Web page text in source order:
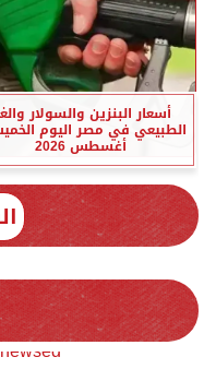
أسعار البنزين والسولار
أغسطس 2026